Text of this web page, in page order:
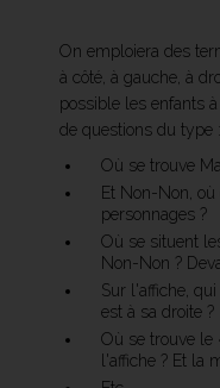
On emploiera des
à côté, à gauche, à
possible les enfants
de questions du type :
Où se trouve
Et Non-Non,
personnages ?
Où se situent
Non-Non ?
Sur l'affiche,
est à sa droite ?
Où se trouve le
l'affiche ? Et la